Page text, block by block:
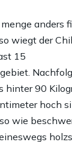
anders
wiegt der
15
hinter 90
hoch
wie